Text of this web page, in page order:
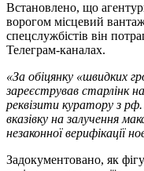
Встановлено, що
ворогом місцевий
спецслужбістів він
Телеграм-каналах.
«За обіцянку «швидких
зареєстрував старлінк на
реквізити куратору з
вказівку на залучення
незаконної верифікації
Задокументовано, як